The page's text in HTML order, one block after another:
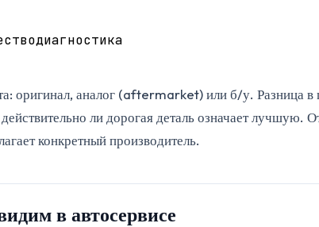
диагностика
оригинал, аналог (aftermarket) или б/у.
ли дорогая деталь означает лучшую.
конкретный производитель.
в автосервисе